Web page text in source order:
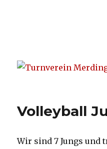
Turnverein
Volleyball
Wir sind 7 Jungs und